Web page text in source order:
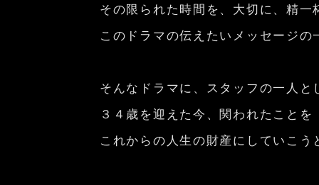
その限られた時間を、大切に、精一
このドラマの伝えたいメッセージの
そんなドラマに、スタッフの一人と
３４歳を迎えた今、関われたことを
これからの人生の財産にしていこう